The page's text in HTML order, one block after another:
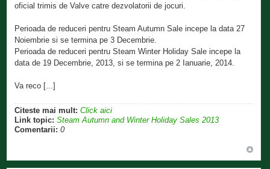
oficial trimis de Valve catre dezvolatorii de jocuri.
Perioada de reduceri pentru Steam Autumn Sale incepe la data 27
Noiembrie si se termina pe 3 Decembrie.
Perioada de reduceri pentru Steam Winter Holiday Sale incepe la
data de 19 Decembrie, 2013, si se termina pe 2 Ianuarie, 2014.
Va reco [...]
Citeste mai mult: Click aici
Link topic: Steam Autumn and Winter Holiday Sales 2013
Comentarii: 0